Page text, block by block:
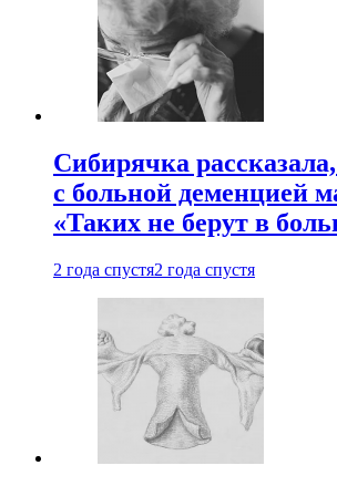
Сибирячка
с больной деменцией
«Таких не берут в
2 года спустя2 года спустя